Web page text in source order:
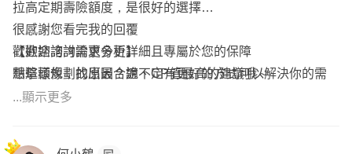
拉高定期壽險額度，是很好的選擇
【歡迎諮詢需求分析】
想這樣規劃的原因？說不定有更好的方式可以解決你的需
求！
很感謝您看完我的回覆
歡迎諮詢討論更多更詳細且專屬於您的保障
點擊頭像，找出最合適、CP值最高的建議哦～
...顯示更多